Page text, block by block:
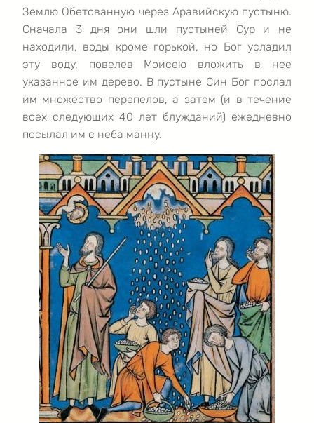
Землю Обетованную через Аравийскую пустыню.
Сначала 3 дня они шли пустыней Сур и не
находили, воды кроме горькой, но Бог усладил
эту воду, повелев Моисею вложить в нее
указанное им дерево. В пустыне Син Бог послал
им множество перепелов, а затем (и в течение
всех следующих 40 лет блужданий) ежедневно
посылал им с неба манну.